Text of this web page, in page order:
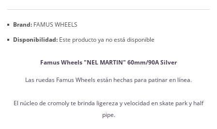
Brand: FAMUS WHEELS
Disponibilidad: Este producto ya no está disponible
Famus Wheels "NEL MARTIN" 60mm/90A Silver
Las ruedas Famus Wheels están hechas para patinar en línea.
El núcleo de cromoly te brinda ligereza y velocidad en skate park y half
pipe.